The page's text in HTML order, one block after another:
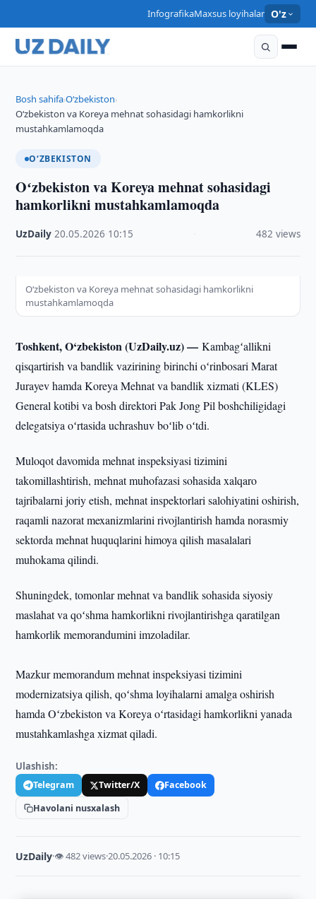
InfografikaMaxsus loyihalar O'z
Bosh sahifa›O‘zbekiston›
Oʻzbekiston va Koreya mehnat sohasidagi hamkorlikni
mustahkamlamoqda
O‘ZBEKISTON
Oʻzbekiston va Koreya mehnat sohasidagi
hamkorlikni mustahkamlamoqda
UzDaily ·20.05.2026 10:15 482 views
Oʻzbekiston va Koreya mehnat sohasidagi hamkorlikni
mustahkamlamoqda
Toshkent, O‘zbekiston (UzDaily.uz) —Kambagʻallikni
qisqartirish va bandlik vazirining birinchi oʻrinbosari Marat
Jurayev hamda Koreya Mehnat va bandlik xizmati (KLES)
General kotibi va bosh direktori Pak Jong Pil boshchiligidagi
delegatsiya oʻrtasida uchrashuv boʻlib oʻtdi.
Muloqot davomida mehnat inspeksiyasi tizimini
takomillashtirish, mehnat muhofazasi sohasida xalqaro
tajribalarni joriy etish, mehnat inspektorlari salohiyatini oshirish,
raqamli nazorat mexanizmlarini rivojlantirish hamda norasmiy
sektorda mehnat huquqlarini himoya qilish masalalari
muhokama qilindi.
Shuningdek, tomonlar mehnat va bandlik sohasida siyosiy
maslahat va qoʻshma hamkorlikni rivojlantirishga qaratilgan
hamkorlik memorandumini imzoladilar.
Mazkur memorandum mehnat inspeksiyasi tizimini
modernizatsiya qilish, qoʻshma loyihalarni amalga oshirish
hamda Oʻzbekiston va Koreya oʻrtasidagi hamkorlikni yanada
mustahkamlashga xizmat qiladi.
Ulashish:
Telegram Twitter/X
Facebook
Havolani nusxalash
UzDaily·👁 482 views·20.05.2026 · 10:15